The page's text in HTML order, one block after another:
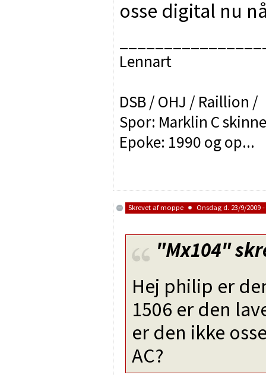
osse digital nu
Lennart
DSB / OHJ / Raillion /
Spor: Marklin C
Epoke: 1990 og op...
Skrevet afmoppe Onsdag d. 23/9/2009 -
"Mx104"
Hej philip er
1506 er den
er den ikke
AC?